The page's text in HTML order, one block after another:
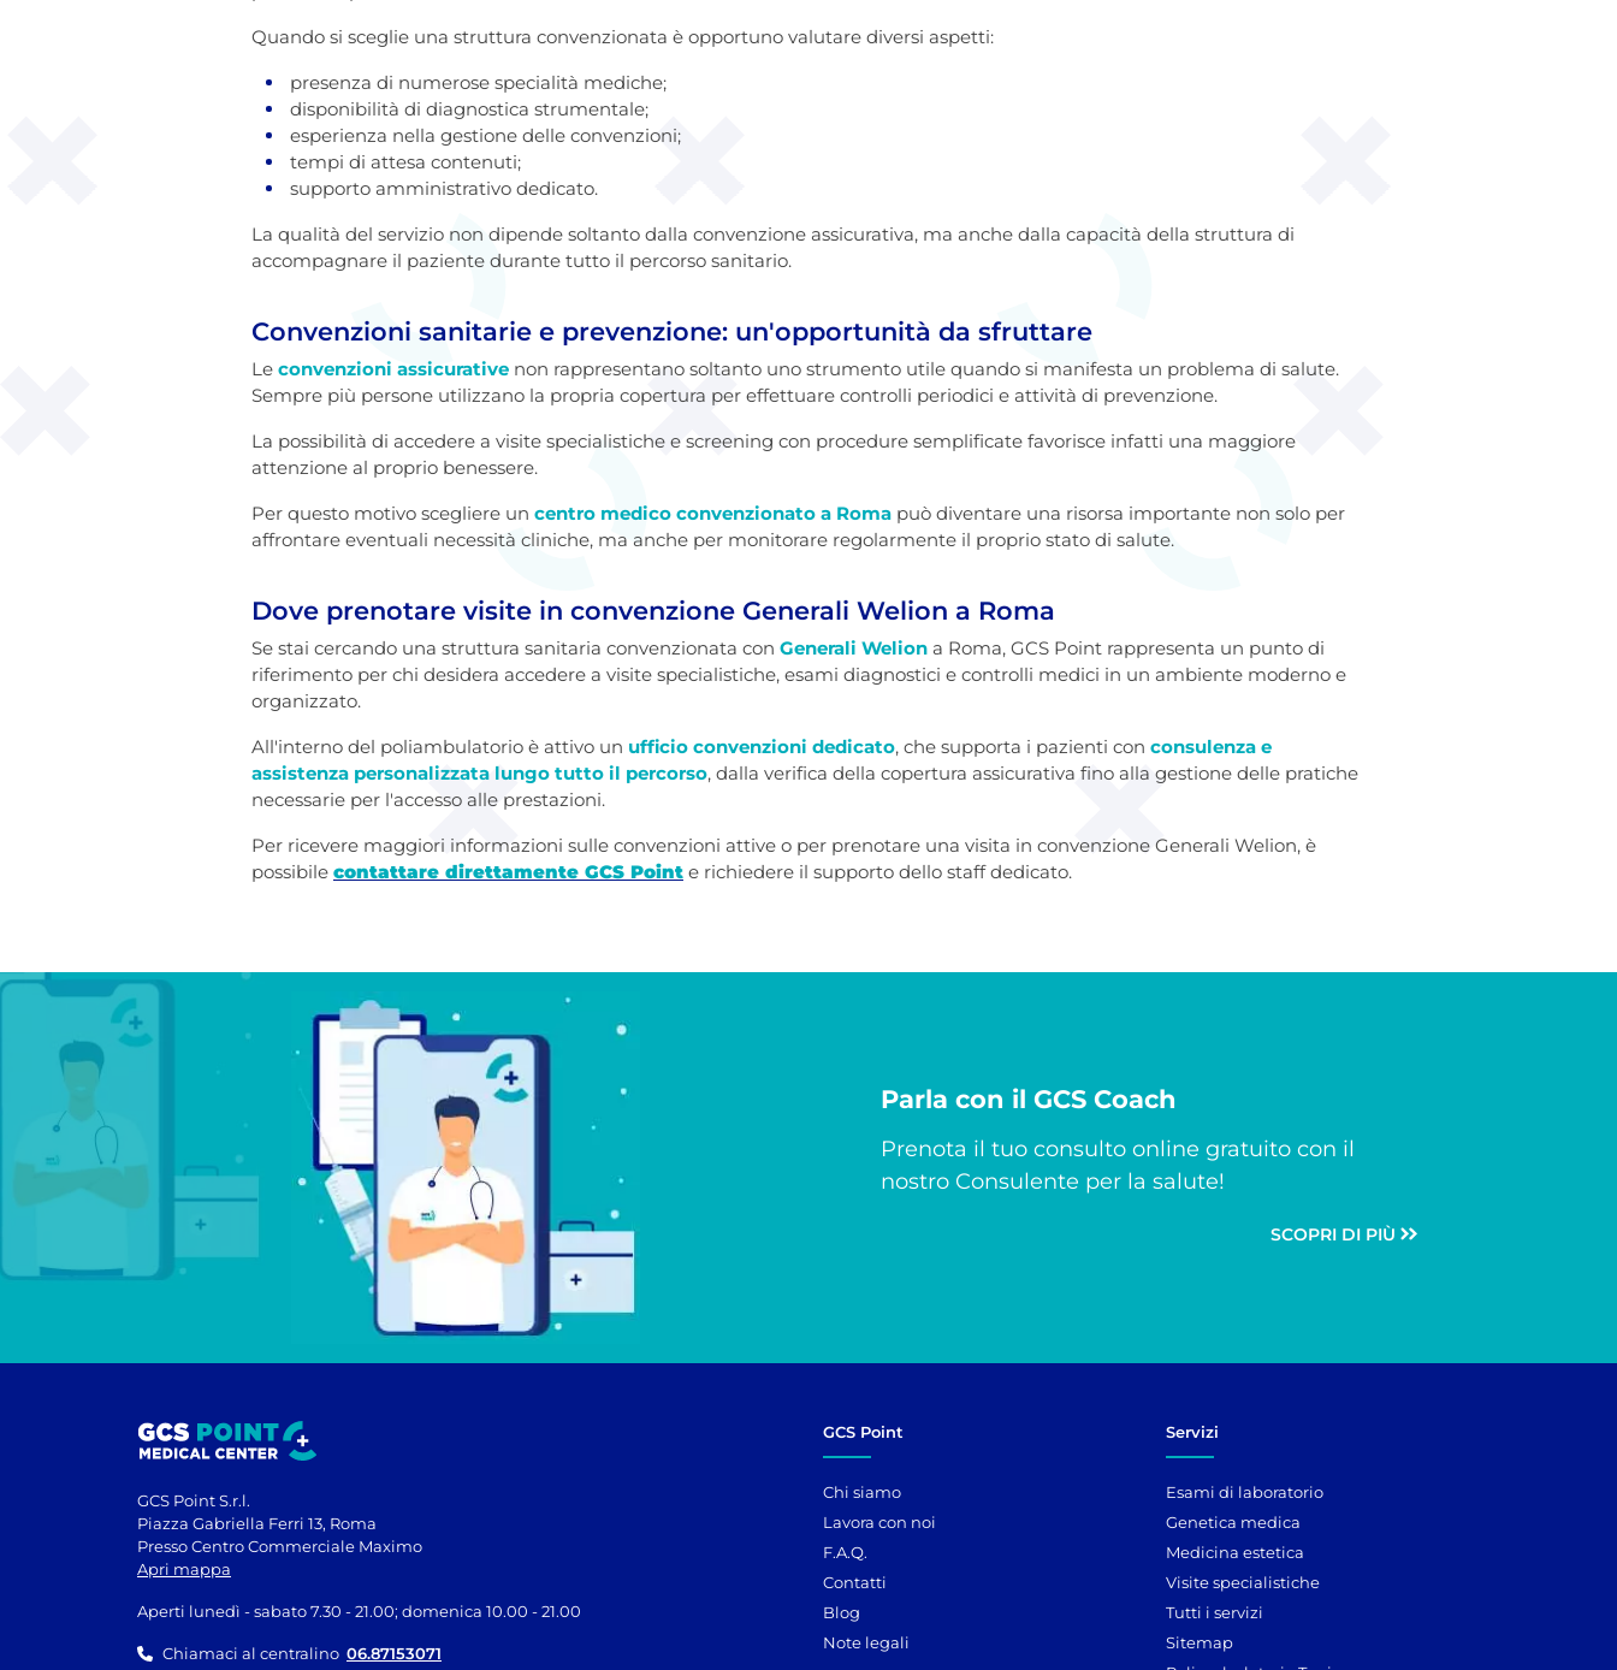
Quando si sceglie una struttura convenzionata è opportuno valutare diversi aspetti:
presenza di numerose specialità mediche;
disponibilità di diagnostica strumentale;
esperienza nella gestione delle convenzioni;
tempi di attesa contenuti;
supporto amministrativo dedicato.
La qualità del servizio non dipende soltanto dalla convenzione assicurativa, ma anche dalla capacità della struttura di
accompagnare il paziente durante tutto il percorso sanitario.
Convenzioni sanitarie e prevenzione: un'opportunità da sfruttare
Le convenzioni assicurative non rappresentano soltanto uno strumento utile quando si manifesta un problema di salute.
Sempre più persone utilizzano la propria copertura per effettuare controlli periodici e attività di prevenzione.
La possibilità di accedere a visite specialistiche e screening con procedure semplificate favorisce infatti una maggiore
attenzione al proprio benessere.
Per questo motivo scegliere un centro medico convenzionato a Roma può diventare una risorsa importante non solo per
affrontare eventuali necessità cliniche, ma anche per monitorare regolarmente il proprio stato di salute.
Dove prenotare visite in convenzione Generali Welion a Roma
Se stai cercando una struttura sanitaria convenzionata con Generali Welion a Roma, GCS Point rappresenta un punto di
riferimento per chi desidera accedere a visite specialistiche, esami diagnostici e controlli medici in un ambiente moderno e
organizzato.
All'interno del poliambulatorio è attivo un ufficio convenzioni dedicato, che supporta i pazienti con consulenza e
assistenza personalizzata lungo tutto il percorso, dalla verifica della copertura assicurativa fino alla gestione delle pratiche
necessarie per l'accesso alle prestazioni.
Per ricevere maggiori informazioni sulle convenzioni attive o per prenotare una visita in convenzione Generali Welion, è
possibile contattare direttamente GCS Point e richiedere il supporto dello staff dedicato.
Parla con il GCS Coach
Prenota il tuo consulto online gratuito con il
nostro Consulente per la salute!
SCOPRI DI PIÙ
GCS Point S.r.l.
Piazza Gabriella Ferri 13, Roma
Presso Centro Commerciale Maximo
Apri mappa
Aperti lunedì - sabato 7.30 - 21.00; domenica 10.00 - 21.00
Chiamaci al centralino 06.87153071
GCS Point
Chi siamo
Lavora con noi
F.A.Q.
Contatti
Blog
Note legali
Servizi
Esami di laboratorio
Genetica medica
Medicina estetica
Visite specialistiche
Tutti i servizi
Sitemap